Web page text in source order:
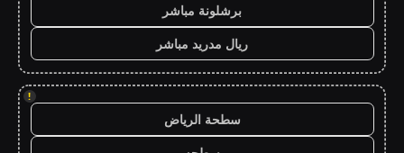
برشلونة مباشر
ريال مدريد مباشر
!
سطحة الرياض